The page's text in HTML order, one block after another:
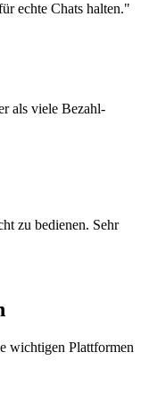
echte Chats halten."
als viele Bezahl-
zu bedienen. Sehr
wichtigen Plattformen